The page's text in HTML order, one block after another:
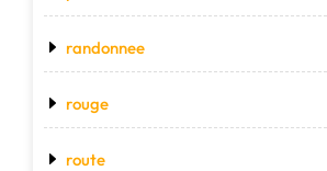
randonnee
rouge
route